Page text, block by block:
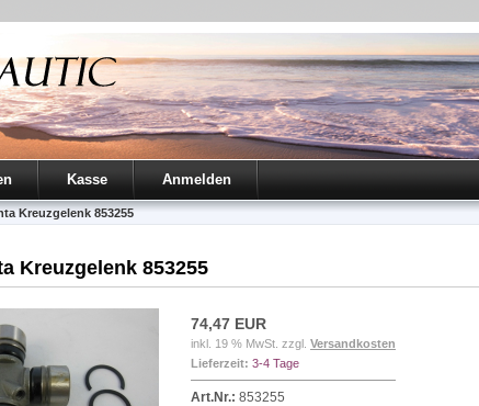
Kasse Anmelden
Kreuzgelenk 853255
Kreuzgelenk 853255
74,47 EUR
inkl. 19 % MwSt. zzgl. Versandkosten
Lieferzeit: 3-4 Tage
Art.Nr.: 853255